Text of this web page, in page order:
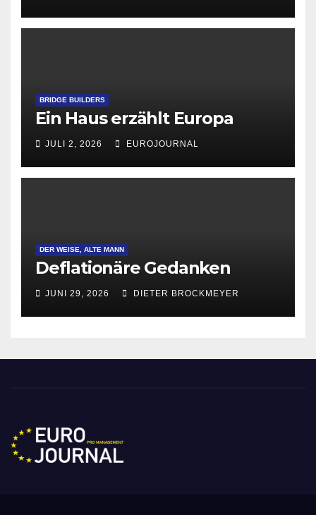
BRIDGE BUILDERS
Ein Haus erzählt Europa
JULI 2, 2026 EUROJOURNAL
DER WEISE, ALTE MANN
Deflationäre Gedanken
JUNI 29, 2026 DIETER BROCKMEYER